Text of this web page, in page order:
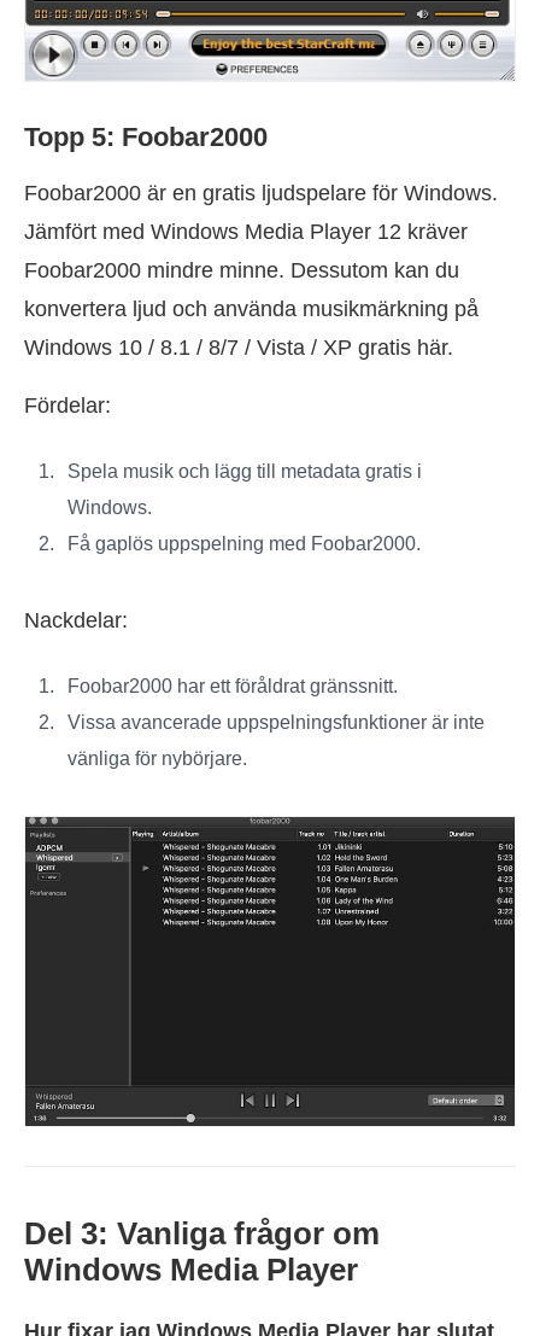
Topp 5: Foobar2000
Foobar2000 är en gratis ljudspelare för Windows.
Jämfört med Windows Media Player 12 kräver
Foobar2000 mindre minne. Dessutom kan du
konvertera ljud och använda musikmärkning på
Windows 10 / 8.1 / 8/7 / Vista / XP gratis här.
Fördelar:
Spela musik och lägg till metadata gratis i
Windows.
Få gaplös uppspelning med Foobar2000.
Nackdelar:
Foobar2000 har ett föråldrat gränssnitt.
Vissa avancerade uppspelningsfunktioner är inte
vänliga för nybörjare.
Del 3: Vanliga frågor om
Windows Media Player